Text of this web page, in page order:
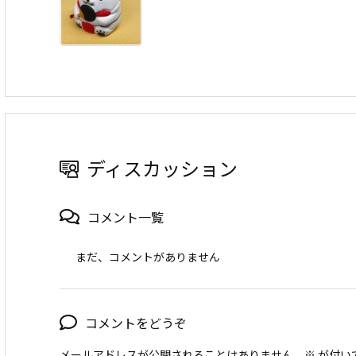
ディスカッション
コメント一覧
まだ、コメントがありません
コメントをどうぞ